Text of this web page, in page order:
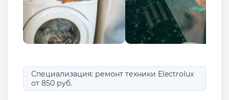
Специализация: ремонт техники Electrolux
от 850 руб.